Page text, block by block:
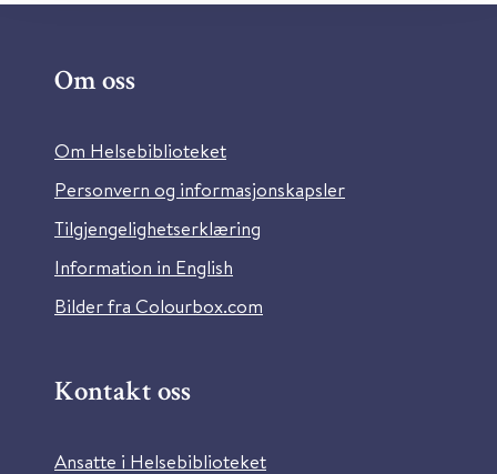
Om oss
Om Helsebiblioteket
Personvern og informasjonskapsler
Tilgjengelighetserklæring
Information in English
Bilder fra Colourbox.com
Kontakt oss
Ansatte i Helsebiblioteket